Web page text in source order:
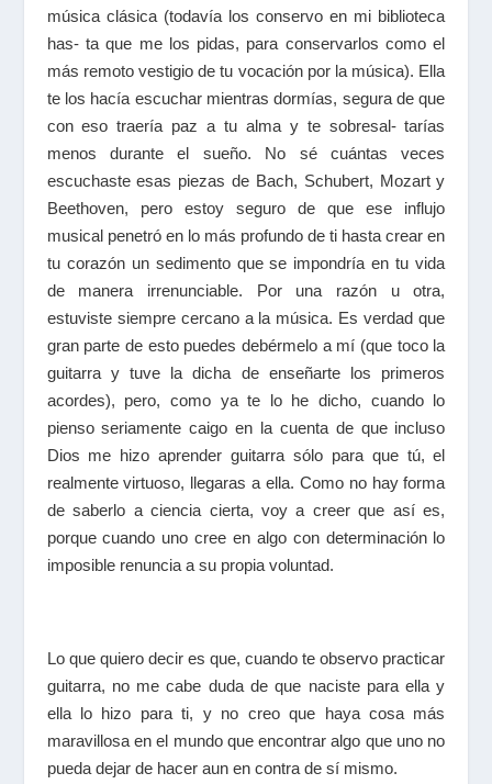
música clásica (todavía los conservo en mi biblioteca
has- ta que me los pidas, para conservarlos como el
más remoto vestigio de tu vocación por la música). Ella
te los hacía escuchar mientras dormías, segura de que
con eso traería paz a tu alma y te sobresal- tarías
menos durante el sueño. No sé cuántas veces
escuchaste esas piezas de Bach, Schubert, Mozart y
Beethoven, pero estoy seguro de que ese influjo
musical penetró en lo más profundo de ti hasta crear en
tu corazón un sedimento que se impondría en tu vida
de manera irrenunciable. Por una razón u otra,
estuviste siempre cercano a la música. Es verdad que
gran parte de esto puedes debérmelo a mí (que toco la
guitarra y tuve la dicha de enseñarte los primeros
acordes), pero, como ya te lo he dicho, cuando lo
pienso seriamente caigo en la cuenta de que incluso
Dios me hizo aprender guitarra sólo para que tú, el
realmente virtuoso, llegaras a ella. Como no hay forma
de saberlo a ciencia cierta, voy a creer que así es,
porque cuando uno cree en algo con determinación lo
imposible renuncia a su propia voluntad.
Lo que quiero decir es que, cuando te observo practicar
guitarra, no me cabe duda de que naciste para ella y
ella lo hizo para ti, y no creo que haya cosa más
maravillosa en el mundo que encontrar algo que uno no
pueda dejar de hacer aun en contra de sí mismo.